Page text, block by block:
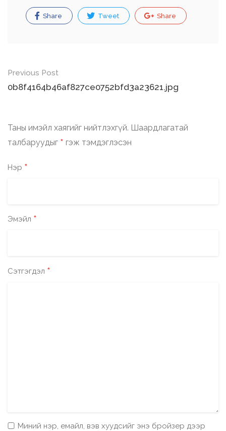
Share Tweet Share
Post
navigation
Previous Post
0b8f4164b46af827ce0752bfd3a23621.jpg
Таны имэйл хаягийг нийтлэхгүй. Шаардлагатай
талбаруудыг * гэж тэмдэглэсэн
Нэр *
Эмэйл *
Сэтгэгдэл *
Миний нэр, емайл, вэв хуудсийг энэ бройзер дээр